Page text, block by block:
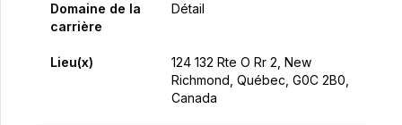
Domaine de la
carrière
Détail
Lieu(x)
124 132 Rte O Rr 2, New
Richmond, Québec, G0C 2B0,
Canada